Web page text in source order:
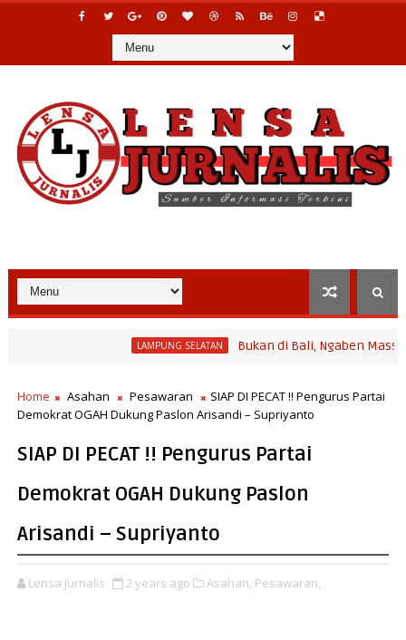
LAMPUNG SELATAN Bukan di Bali, Ngaben Massal
Home Asahan Pesawaran
SIAP DI PECAT !! Pengurus Partai
Demokrat OGAH Dukung Paslon Arisandi – Supriyanto
SIAP DI PECAT !! Pengurus Partai
Demokrat OGAH Dukung Paslon
Arisandi – Supriyanto
Lensa Jurnalis 2 years ago Asahan, Pesawaran,